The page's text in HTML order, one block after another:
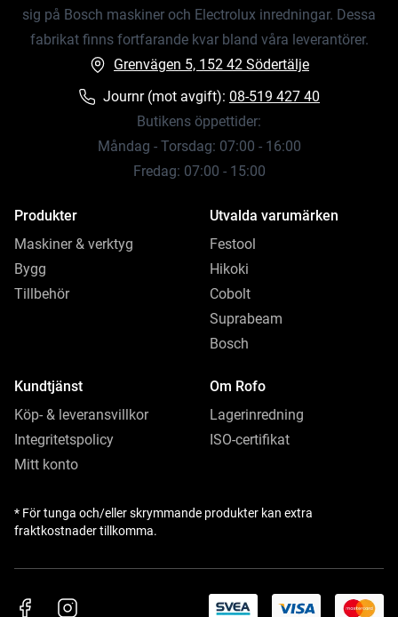
sig på Bosch maskiner och Electrolux inredningar. Dessa
fabrikat finns fortfarande kvar bland våra leverantörer.
Grenvägen 5, 152 42 Södertälje
Journr (mot avgift): 08-519 427 40
Butikens öppettider:
Måndag - Torsdag: 07:00 - 16:00
Fredag: 07:00 - 15:00
Produkter
Maskiner & verktyg
Bygg
Tillbehör
Utvalda varumärken
Festool
Hikoki
Cobolt
Suprabeam
Bosch
Kundtjänst
Köp- & leveransvillkor
Integritetspolicy
Mitt konto
Om Rofo
Lagerinredning
ISO-certifikat
* För tunga och/eller skrymmande produkter kan extra
fraktkostnader tillkomma.